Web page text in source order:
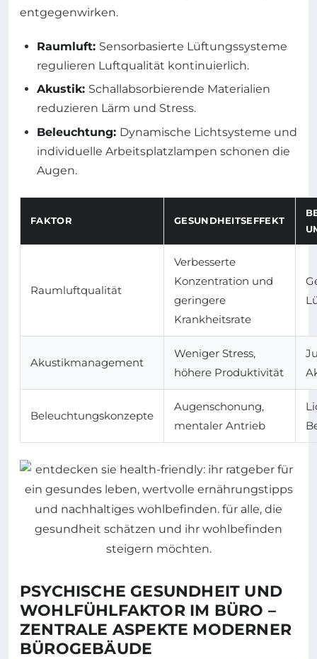
entgegenwirken.
Raumluft: Sensorbasierte Lüftungssysteme
regulieren Luftqualität kontinuierlich.
Akustik: Schallabsorbierende Materialien
reduzieren Lärm und Stress.
Beleuchtung: Dynamische Lichtsysteme und
individuelle Arbeitsplatzlampen schonen die
Augen.
FAKTOR GESUNDHEITSEFFEKT
Raumluftqualität
Verbesserte
Konzentration und
geringere
Krankheitsrate
Akustikmanagement
Weniger Stress,
höhere Produktivität
Beleuchtungskonzepte
Augenschonung,
mentaler Antrieb
PSYCHISCHE GESUNDHEIT UND
WOHLFÜHLFAKTOR IM BÜRO –
ZENTRALE ASPEKTE MODERNER
BÜROGEBÄUDE